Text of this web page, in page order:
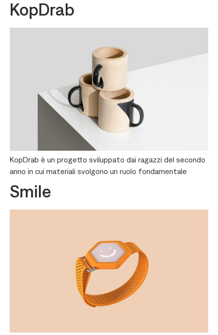
KopDrab
KopDrab è un progetto sviluppato dai ragazzi del secondo
anno in cui materiali svolgono un ruolo fondamentale
Smile